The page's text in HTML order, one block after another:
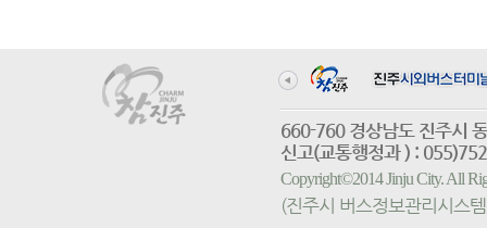
660-760 경상남도 진
신고(교통행정과 ) :
Copyright©2014 Jinju City. All
(진주시 버스정보관리시스